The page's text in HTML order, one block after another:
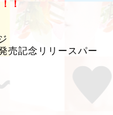
！
売記念リリースパー